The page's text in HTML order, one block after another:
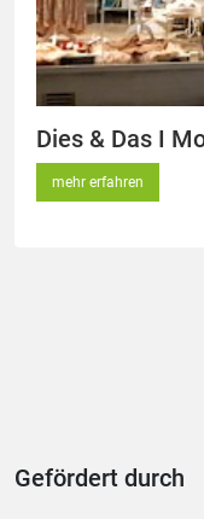
Dies & Das I
mehr erfahren
Gefördert durch